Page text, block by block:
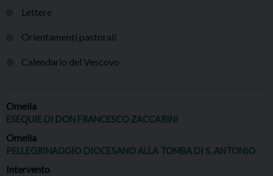
Lettere
Orientamenti pastorali
Calendario del Vescovo
Omelia
ESEQUIE DI DON FRANCESCO ZACCARINI
Omelia
PELLEGRINAGGIO DIOCESANO ALLA TOMBA DI S. ANTONIO
Intervento